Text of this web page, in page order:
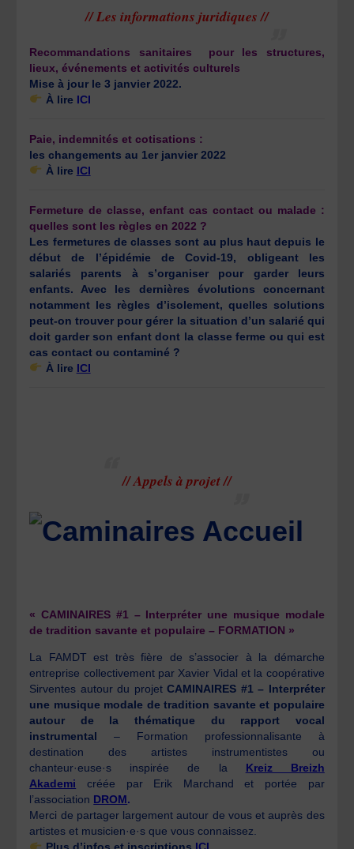
// Les informations juridiques //
Recommandations sanitaires pour les structures,
lieux, événements et activités culturels
Mise à jour le 3 janvier 2022.
À lire ICI
Paie, indemnités et cotisations :
les changements au 1er janvier 2022
À lire ICI
Fermeture de classe, enfant cas contact ou malade :
quelles sont les règles en 2022 ?
Les fermetures de classes sont au plus haut depuis le
début de l’épidémie de Covid-19, obligeant les
salariés parents à s’organiser pour garder leurs
enfants. Avec les dernières évolutions concernant
notamment les règles d’isolement, quelles solutions
peut-on trouver pour gérer la situation d’un salarié qui
doit garder son enfant dont la classe ferme ou qui est
cas contact ou contaminé ?
À lire ICI
// Appels à projet //
« CAMINAIRES #1 – Interpréter une musique modale
de tradition savante et populaire – FORMATION »
La FAMDT est très fière de s’associer à la démarche
entreprise collectivement par Xavier Vidal et la coopérative
Sirventes autour du projetCAMINAIRES #1 – Interpréter
une musique modale de tradition savante et populaire
autour de la thématique du rapport vocal
instrumental – Formation professionnalisante à
destination des artistes instrumentistes ou
chanteur·euse·s inspirée de la Kreiz Breizh
Akademi créée par Erik Marchand et portée par
l’association DROM.
Merci de partager largement autour de vous et auprès des
artistes et musicien·e·s que vous connaissez.